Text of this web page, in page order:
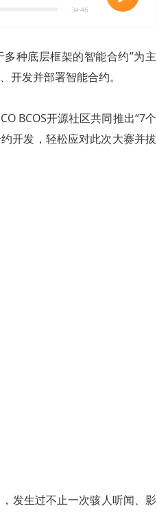
34:46
种底层框架的智能合约”为主
开发并部署智能合约。
BCOS开源社区共同推出“7个
开发，轻松应对此次大赛并拔
发生过不止一次骇人听闻、影